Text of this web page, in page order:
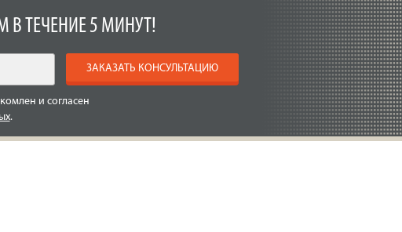
В ТЕЧЕНИЕ 5 МИНУТ!
ЗАКАЗАТЬ КОНСУЛЬТАЦИЮ
и согласен
.